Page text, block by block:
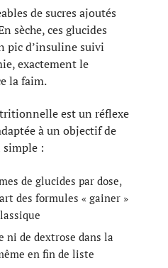
de sucres ajoutés
sèche, ces glucides
pic d’insuline suivi
exactement le
la faim.
est un réflexe
à un objectif de
simple :
de glucides par dose,
des formules « gainer »
ni de dextrose dans la
en fin de liste